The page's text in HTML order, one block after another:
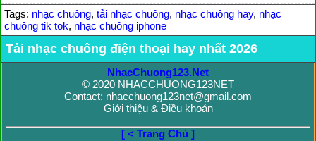
Tags: nhạc chuông, tải nhạc chuông, nhạc chuông hay, nhạc
chuông tik tok, nhạc chuông iphone
Tải nhạc chuông điện thoại hay nhất 2026
NhacChuong123.Net
© 2020 NHACCHUONG123NET
Contact: nhacchuong123net@gmail.com
Giới thiệu & Điều khoản
[ < Trang Chủ ]